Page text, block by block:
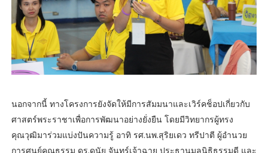
นอกจากนี้ ทางโครงการยังจัดให้มีการสัมมนาและเวิร์คช็อปเกี่ยวกับ
ศาสตร์พระราชาเพื่อการพัฒนาอย่างยั่งยืน โดยมีวิทยากรผู้ทรง
คุณวุฒิมาร่วมแบ่งปันความรู้ อาทิ รศ.นพ.สุริยเดว ทรีปาตี ผู้อำนวย
การศูนย์คุณธรรม ดร.ดนัย จันทร์เจ้าฉาย ประธานมูลนิธิธรรมดี และ